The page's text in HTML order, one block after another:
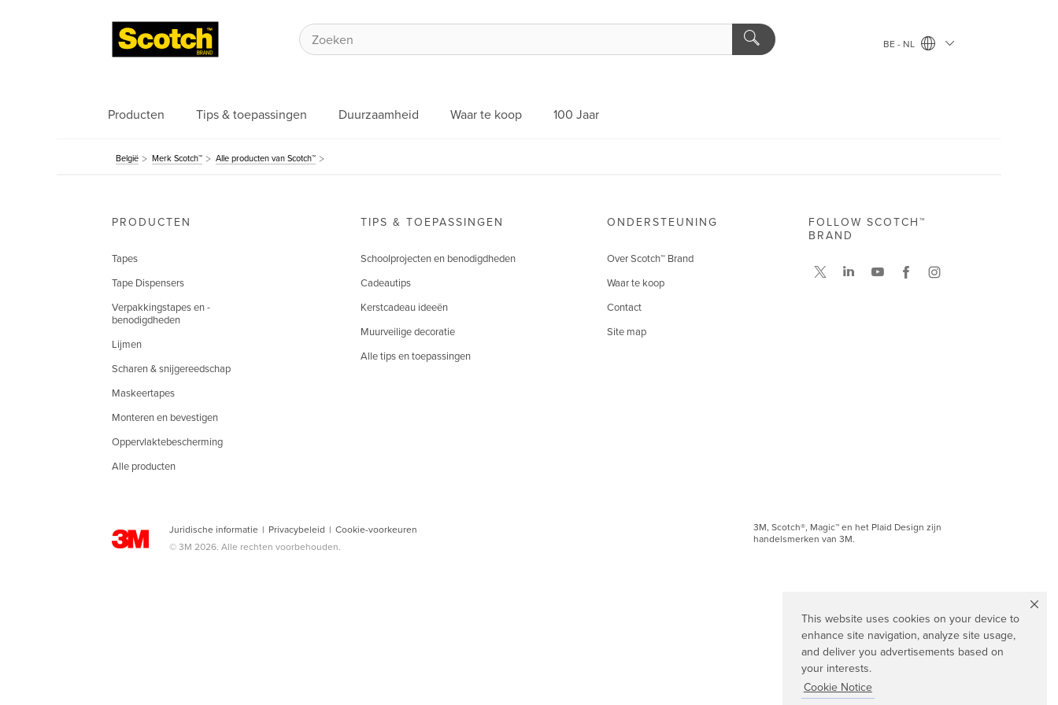
This website uses cookies on your device to
enhance site navigation, analyze site usage,
and deliver you advertisements based on
your interests.
Cookie Notice
BE - NL
Producten Tips & toepassingen Duurzaamheid Waar te koop 100 Jaar
België Merk Scotch™ Alle producten van Scotch™
PRODUCTEN
Tapes
Tape Dispensers
Verpakkingstapes en -
benodigdheden
Lijmen
Scharen & snijgereedschap
Maskeertapes
Monteren en bevestigen
Oppervlaktebescherming
Alle producten
TIPS & TOEPASSINGEN
Schoolprojecten en benodigdheden
Cadeautips
Kerstcadeau ideeën
Muurveilige decoratie
Alle tips en toepassingen
ONDERSTEUNING
Over Scotch™ Brand
Waar te koop
Contact
Site map
Juridische informatie | Privacybeleid | Cookie-voorkeuren
© 3M 2026. Alle rechten voorbehouden.
FOLLOW SCOTCH™
BRAND
3M, Scotch®, Magic™ en het Plaid Design zijn
handelsmerken van 3M.